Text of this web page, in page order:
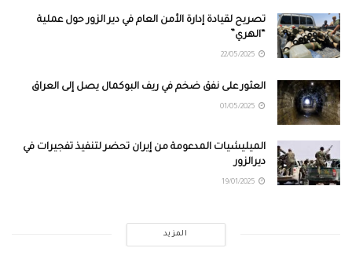
تصريح لقيادة إدارة الأمن العام في دير الزور حول عملية
“الهري”
العثور على نفق ضخم في ريف البوكمال يصل إلى العراق
الميليشيات المدعومة من إيران تحضر لتنفيذ تفجيرات في
ديرالزور
المزيد